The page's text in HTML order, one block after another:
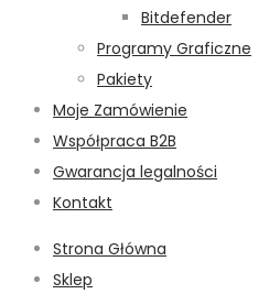
Bitdefender
Programy Graficzne
Pakiety
Moje Zamówienie
Współpraca B2B
Gwarancja legalności
Kontakt
Strona Główna
Sklep